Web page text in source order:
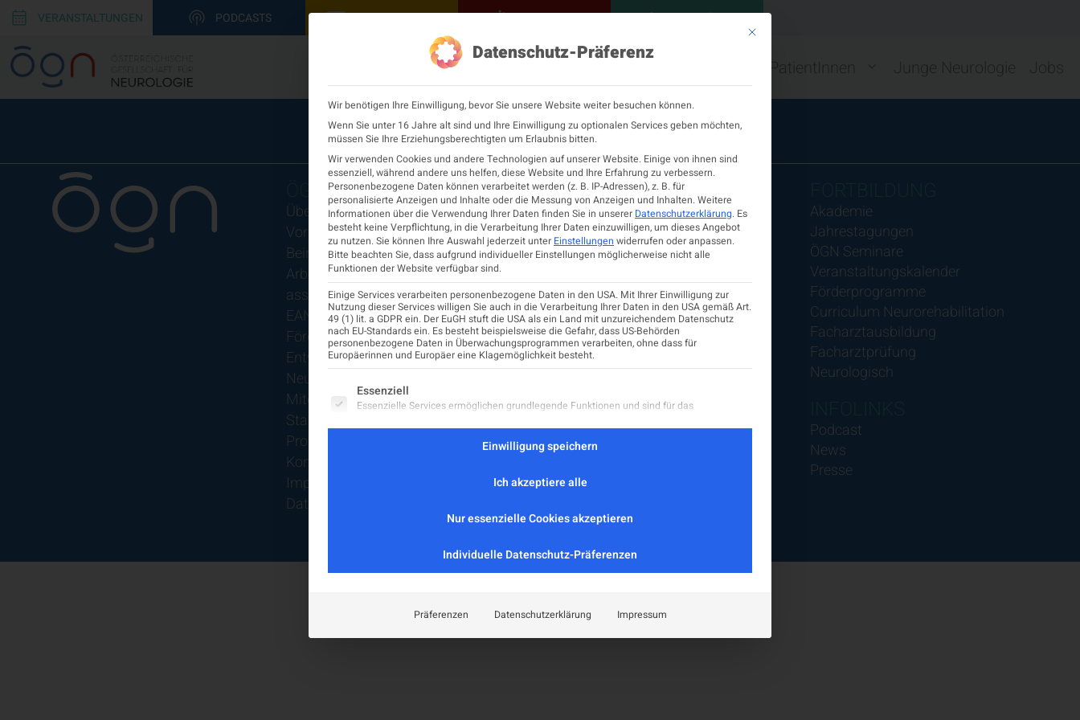
VERANSTALTUNGEN PODCASTS NEUROLOGISCH KONTAKT MEINE ÖGN
PatientInnen Junge Neurologie Jobs
Über uns
Vorstand
Beirat
Arbeitsgemeinschaften
assoziierte Gesellschaften
EAN
Fördermitglieder
Entwicklung der Neurologoie
Neurologiereport
Mitgliedschaft
Statuten
Protokolle
Kontakt
Impressum
Datenschutzerklärung
PATIENTINNEN
Facharztordinationen
Neurologische Abteilungen
MS-Zentren
PatientInnenverfügung
NEUROLOGIE
Leitlinien
MS-Register (extern)
MS-Zentren
Facharztordinationen
Neurologische Abteilungen
Akademie
Jahrestagungen
ÖGN Seminare
Veranstaltungskalender
Förderprogramme
Curriculum Neurorehabilitation
Facharztausbildung
Facharztprüfung
Neurologisch
Podcast
News
Presse
Mit diesem Button wird der Dialog geschlossen. Seine Funktionalität ist
Datenschutz-Präferenz
Wir benötigen Ihre Einwilligung, bevor Sie unsere Website weiter besuchen können.
Wenn Sie unter 16 Jahre alt sind und Ihre Einwilligung zu optionalen Services geben möchten,
müssen Sie Ihre Erziehungsberechtigten um Erlaubnis bitten.
Wir verwenden Cookies und andere Technologien auf unserer Website. Einige von ihnen sind
essenziell, während andere uns helfen, diese Website und Ihre Erfahrung zu verbessern.
Personenbezogene Daten können verarbeitet werden (z. B. IP-Adressen), z. B. für
personalisierte Anzeigen und Inhalte oder die Messung von Anzeigen und Inhalten.Weitere
Informationen über die Verwendung Ihrer Daten finden Sie in unserer Datenschutzerklärung. Es
besteht keine Verpflichtung, in die Verarbeitung Ihrer Daten einzuwilligen, um dieses Angebot
zu nutzen.Sie können Ihre Auswahl jederzeit unter Einstellungen widerrufen oder anpassen.
Bitte beachten Sie, dass aufgrund individueller Einstellungen möglicherweise nicht alle
Funktionen der Website verfügbar sind.
Einige Services verarbeiten personenbezogene Daten in den USA. Mit Ihrer Einwilligung zur
Nutzung dieser Services willigen Sie auch in die Verarbeitung Ihrer Daten in den USA gemäß Art.
49 (1) lit. a GDPR ein. Der EuGH stuft die USA als ein Land mit unzureichendem Datenschutz
nach EU-Standards ein. Es besteht beispielsweise die Gefahr, dass US-Behörden
personenbezogene Daten in Überwachungsprogrammen verarbeiten, ohne dass für
Europäerinnen und Europäer eine Klagemöglichkeit besteht.
Es folgt eine Liste der Service-Gruppen, für die eine Einwilligung erteilt werden kann. Die erste Service-Gruppe ist essenziell und
Essenziell
Essenzielle Services ermöglichen grundlegende Funktionen und sind für das
Statistik-Cookies sammeln Nutzungsdaten, die uns Aufschluss darüber geben, wie
personalisierte Werbung anzuzeigen. Sie tun dies, indem sie Besucher über Websites
Inhalte von Videoplattformen und Social-Media-Plattformen werden standardmäßig
Einwilligung speichern
Ich akzeptiere alle
Nur essenzielle Cookies akzeptieren
Individuelle Datenschutz-Präferenzen
Präferenzen Datenschutzerklärung Impressum